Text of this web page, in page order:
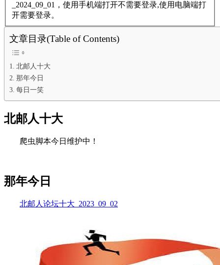
_2024_09_01，使用手机端打开不需要登录,使用电脑端打
开需要登录。
文章目录(Table of Contents)
北邮人十大
那年今日
每日一笑
北邮人十大
爬虫脚本今日维护中！
那年今日
北邮人论坛十大_2023_09_02